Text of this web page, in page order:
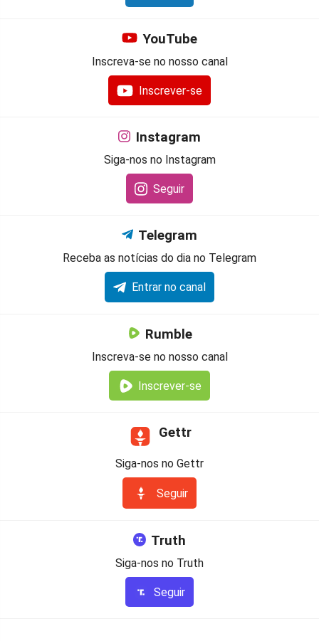
YouTube
Inscreva-se no nosso canal
Inscrever-se
Instagram
Siga-nos no Instagram
Seguir
Telegram
Receba as notícias do dia no Telegram
Entrar no canal
Rumble
Inscreva-se no nosso canal
Inscrever-se
Gettr
Siga-nos no Gettr
Seguir
Truth
Siga-nos no Truth
Seguir